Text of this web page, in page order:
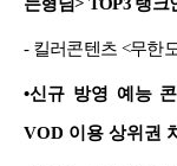
- 킬러콘텐츠 <무한
•신규 방영 예능
VOD 이용 상위권